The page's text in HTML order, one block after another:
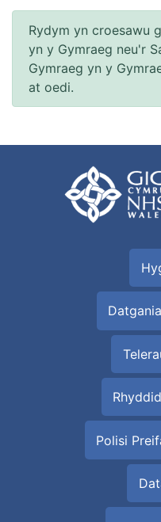
Rydym yn croesawu
yn y Gymraeg neu'r
Gymraeg yn y
at oedi.
Polisi